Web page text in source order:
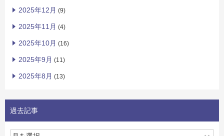
2025年12月 (9)
2025年11月 (4)
2025年10月 (16)
2025年9月 (11)
2025年8月 (13)
過去記事